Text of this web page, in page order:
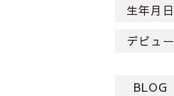
生年月日
デビュー
BLOG